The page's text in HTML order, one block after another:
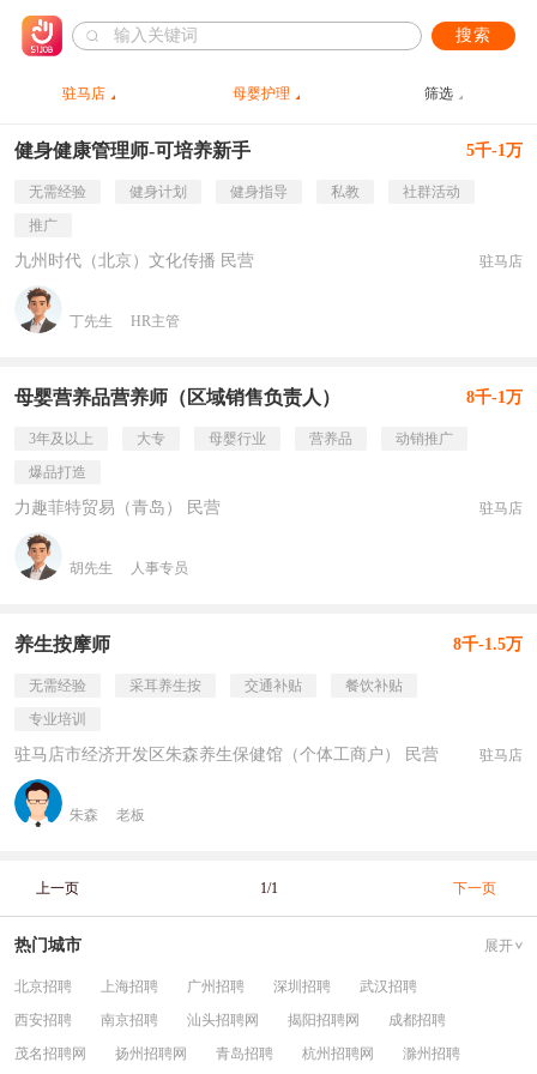
搜索
驻马店 母婴护理 筛选
健身健康管理师-可培养新手 5千-1万
无需经验 健身计划 健身指导 私教
社群活动
推广
九州时代（北京）文化传播 民营 驻马店
丁先生 HR主管
母婴营养品营养师（区域销售负责人） 8千-1万
3年及以上 大专 母婴行业 营养品
动销推广
爆品打造
力趣菲特贸易（青岛） 民营 驻马店
胡先生 人事专员
养生按摩师 8千-1.5万
无需经验 采耳养生按 交通补贴
餐饮补贴
专业培训
驻马店市经济开发区朱森养生保健馆（个体工商户） 民营 驻马店
朱森 老板
上一页 1/1 下一页
热门城市 展开
北京招聘 上海招聘 广州招聘 深圳招聘
武汉招聘
西安招聘
南京招聘 汕头招聘网 揭阳招聘网
成都招聘
茂名招聘网
扬州招聘网 青岛招聘 杭州招聘网 滁州招聘